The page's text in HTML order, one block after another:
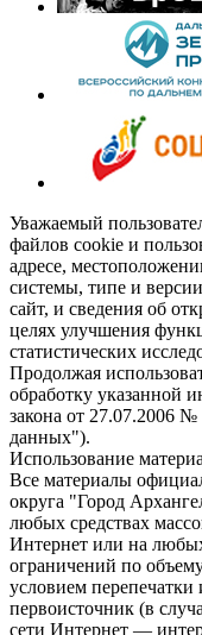
Уважаемый
файлов cookie и
адресе,
системы, типе и
сайт, и сведения об
целях улучшения
статистических
Продолжая
обработку указанной
закона от 27.07.2006
данных").
Использование
Все материалы
округа "Город
любых средствах
Интернет или на
ограничений по
условием перепечатки
первоисточник (в
сети Интернет —